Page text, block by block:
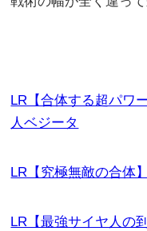
LR【合体する超パワ
人ベジータ
LR【究極無敵の合体
LR【最強サイヤ人の